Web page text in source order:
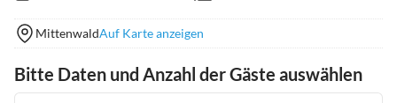
MittenwaldAuf Karte anzeigen
Bitte Daten und Anzahl der Gäste auswählen